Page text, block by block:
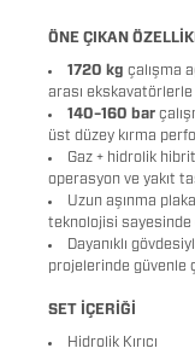
ÖNE ÇIKAN
1720 kg çalışma
arası
140–160 bar
üst düzey kırma
Gaz + hidrolik
operasyon ve yakıt
Uzun aşınma
teknolojisi sayesinde
Dayanıklı
projelerinde güvenle
SET İÇERİĞİ
Hidrolik Kırıcı